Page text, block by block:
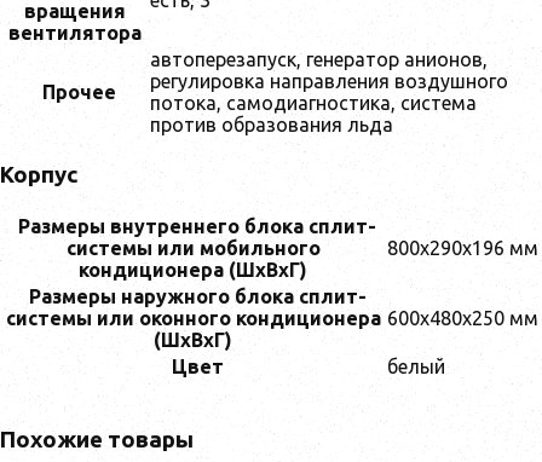
вращения
вентилятора
Прочее
автоперезапуск, генератор анионов,
регулировка направления воздушного
потока, самодиагностика, система
против образования льда
Корпус
Размеры внутреннего блока сплит-
системы или мобильного
кондиционера (ШxВxГ)
800x290x196 мм
Размеры наружного блока сплит-
системы или оконного кондиционера
(ШxВxГ)
600x480x250 мм
Цвет белый
Похожие товары